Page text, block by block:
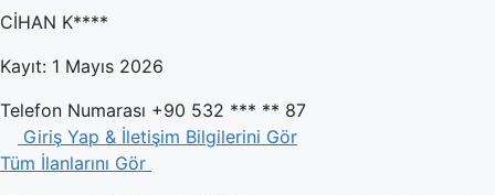
CİHAN K****
Kayıt: 1 Mayıs 2026
Telefon Numarası +90 532 *** ** 87
Giriş Yap & İletişim Bilgilerini Gör
Tüm İlanlarını Gör